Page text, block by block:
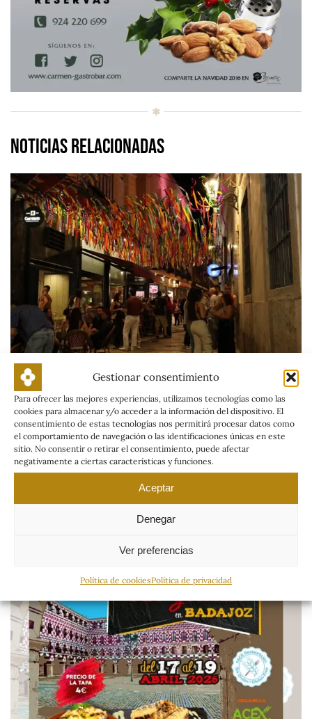
Gestionar consentimiento
Para ofrecer las mejores experiencias, utilizamos tecnologías como las
cookies para almacenar y/o acceder a la información del dispositivo. El
consentimiento de estas tecnologías nos permitirá procesar datos como
el comportamiento de navegación o las identificaciones únicas en este
sitio. No consentir o retirar el consentimiento, puede afectar
negativamente a ciertas características y funciones.
Aceptar
Denegar
Ver preferencias
Política de cookiesPolítica de privacidad
Noticias relacionadas
La Fiesta LAS PALOMAS triunfa durante
Los Palomos 2026 en Badajoz